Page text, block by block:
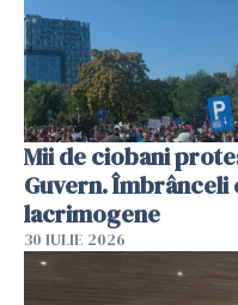
Mii de ciobani
Guvern. Îmbrânceli
lacrimogene
30 IULIE 2026